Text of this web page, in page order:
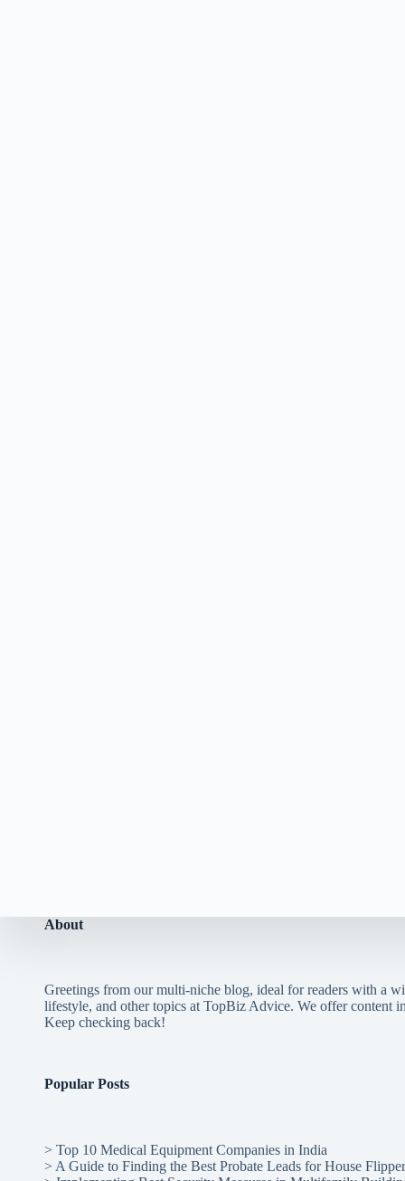
About
Greetings from our multi-niche blog, ideal for readers with a
lifestyle, and other topics at TopBiz Advice. We offer content
Keep checking back!
Popular Posts
> Top 10 Medical Equipment Companies in India
> A Guide to Finding the Best Probate Leads for House